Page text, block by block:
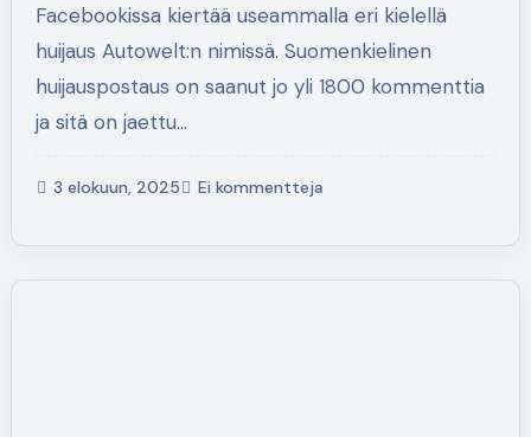
Facebookissa kiertää useammalla eri kielellä
huijaus Autowelt:n nimissä. Suomenkielinen
huijauspostaus on saanut jo yli 1800 kommenttia
ja sitä on jaettu…
3 elokuun, 2025 Ei kommentteja